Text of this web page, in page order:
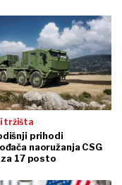
tržišta
prihodi
naoružanja CSG
17 posto